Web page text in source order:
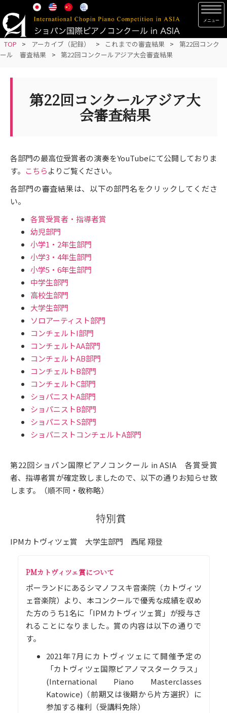
k
p
t
TOP > アーカイブ（記録） > これまでの審査結果 >
第22回コンク
ール 審査結果
> 第22回コンクールアジア大会審査結果
第22回コンクールアジア大
会審査結果
各部門の最高位受賞者の演奏をYouTubeにて公開しておりま
す。 こちらよりご覧ください。
各部門の審査結果は、以下の部門名をクリックしてくださ
い。
各賞受賞者・指導者賞
幼児部門
小学1・2年生部門
小学3・4年生部門
小学5・6年生部門
中学生部門
高校生部門
大学生部門
ソロアーティスト部門
コンチェルトI部門
コンチェルトAA部門
コンチェルトAB部門
コンチェルトB部門
コンチェルトC部門
ショパニストA部門
ショパニストB部門
ショパニストS部門
ショパニストコンチェルトA部門
第22回ショパン国際ピアノコンクール in ASIA 各賞受賞
者、指導者賞が確定致しましたので、以下の通りお知らせ致
します。（順不同・敬称略）
特別賞
IPMカトヴィツェ賞 大学生部門 西尾 翔登
PMカトヴィツェ賞について
ポーランドにあるシマノフスキ音楽院（カトヴィツ
ェ音楽院）より、本コンクールで優秀な成績を収め
た方のうち1名に「IPMカトヴィツェ賞」が授与さ
れることになりました。賞の内容は以下の通りで
す。
2021年7月にカトヴィツェにて開催予定の
「カトヴィツェ国際ピアノマスタークラス」
(International Piano Masterclasses
Katowice)（前期又は後期から片方選択）に
参加する権利（受講料免除）